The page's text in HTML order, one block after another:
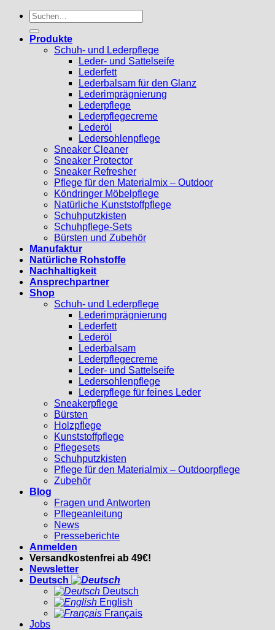
Suchen
nach:
Produkte
Schuh- und Lederpflege
Leder- und Sattelseife
Lederfett
Lederbalsam für den Glanz
Lederimprägnierung
Lederpflege
Lederpflegecreme
Lederöl
Ledersohlenpflege
Sneaker Cleaner
Sneaker Protector
Sneaker Refresher
Pflege für den Materialmix – Outdoor
Köndringer Möbelpflege
Natürliche Kunststoffpflege
Schuhputzkisten
Schuhpflege-Sets
Bürsten und Zubehör
Manufaktur
Natürliche Rohstoffe
Nachhaltigkeit
Ansprechpartner
Shop
Schuh- und Lederpflege
Lederimprägnierung
Lederfett
Lederöl
Lederbalsam
Lederpflegecreme
Leder- und Sattelseife
Ledersohlenpflege
Lederpflege für feines Leder
Sneakerpflege
Bürsten
Holzpflege
Kunststoffpflege
Pflegesets
Schuhputzkisten
Pflege für den Materialmix – Outdoorpflege
Zubehör
Blog
Fragen und Antworten
Pflegeanleitung
News
Presseberichte
Anmelden
Versandkostenfrei ab 49€!
Newsletter
Deutsch
Deutsch
English
Français
Jobs